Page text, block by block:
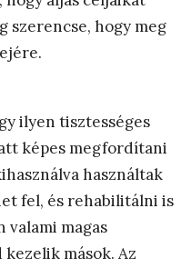
szerencse, hogy meg
ilyen tisztességes
képes megfordítani
használtak
fel, és rehabilitálni is
magas
mások. Az